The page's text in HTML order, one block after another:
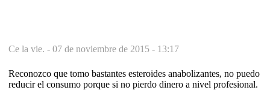
Ce la vie. - 07 de noviembre de 2015 - 13:17
Reconozco que tomo bastantes esteroides anabolizantes, no puedo
reducir el consumo porque si no pierdo dinero a nivel profesional.